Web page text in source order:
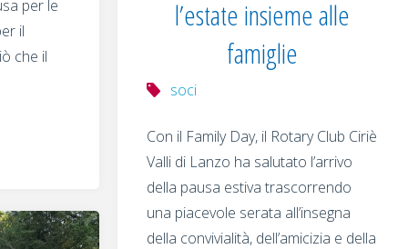
per le
il
che il
l’estate insieme alle
famiglie
soci
Con il Family Day, il Rotary Club Ciriè
Valli di Lanzo ha salutato l’arrivo
della pausa estiva trascorrendo
una piacevole serata all’insegna
della convivialità, dell’amicizia e della